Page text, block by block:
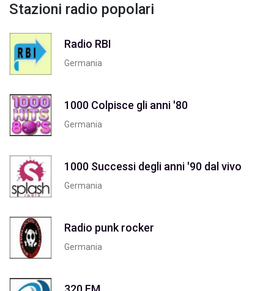
Stazioni radio popolari
Radio RBI
Germania
1000 Colpisce gli anni '80
Germania
1000 Successi degli anni '90 dal vivo
Germania
Radio punk rocker
Germania